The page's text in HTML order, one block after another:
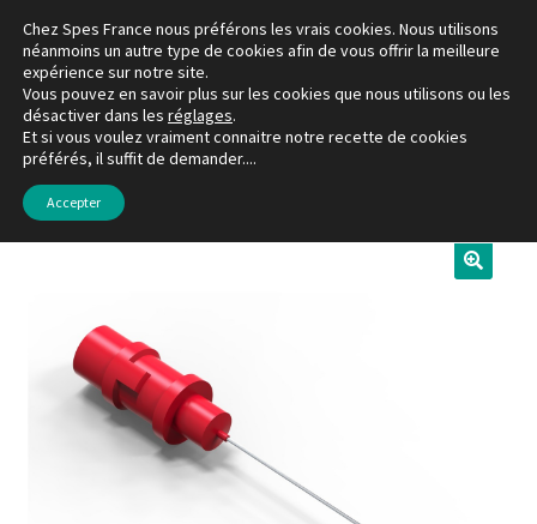
Aller
à
la
navigation
Aller
au
contenu
Menu
La boutique
Mon compte
Accueil EMG / VCN Aiguilles Concentriques – MYOLINE
Chez Spes France nous préférons les vrais cookies. Nous utilisons
néanmoins un autre type de cookies afin de vous offrir la meilleure
expérience sur notre site.
Vous pouvez en savoir plus sur les cookies que nous utilisons ou les
désactiver dans les réglages.
Et si vous voulez vraiment connaitre notre recette de cookies
préférés, il suffit de demander....
Accepter